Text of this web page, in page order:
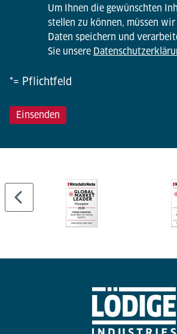
Um Ihnen die gewünschten
stellen zu können, müssen
Daten speichern und
Sie unsere
*= Pflichtfeld